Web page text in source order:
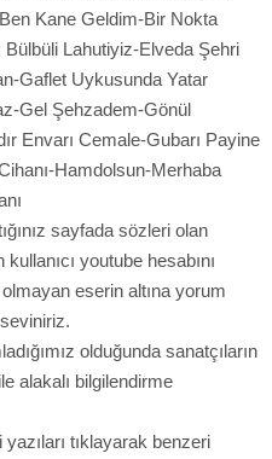
Kane Geldim-Bir Nokta
Bülbüli Lahutiyiz-Elveda Şehri
Gaflet Uykusunda Yatar
Gel Şehzadem-Gönül
Envarı Cemale-Gubarı Payine
Hamdolsun-Merhaba
sayfada sözleri olan
youtube hesabını
eserin altına yorum
olduğunda sanatçıların
alakalı bilgilendirme
tıklayarak benzeri